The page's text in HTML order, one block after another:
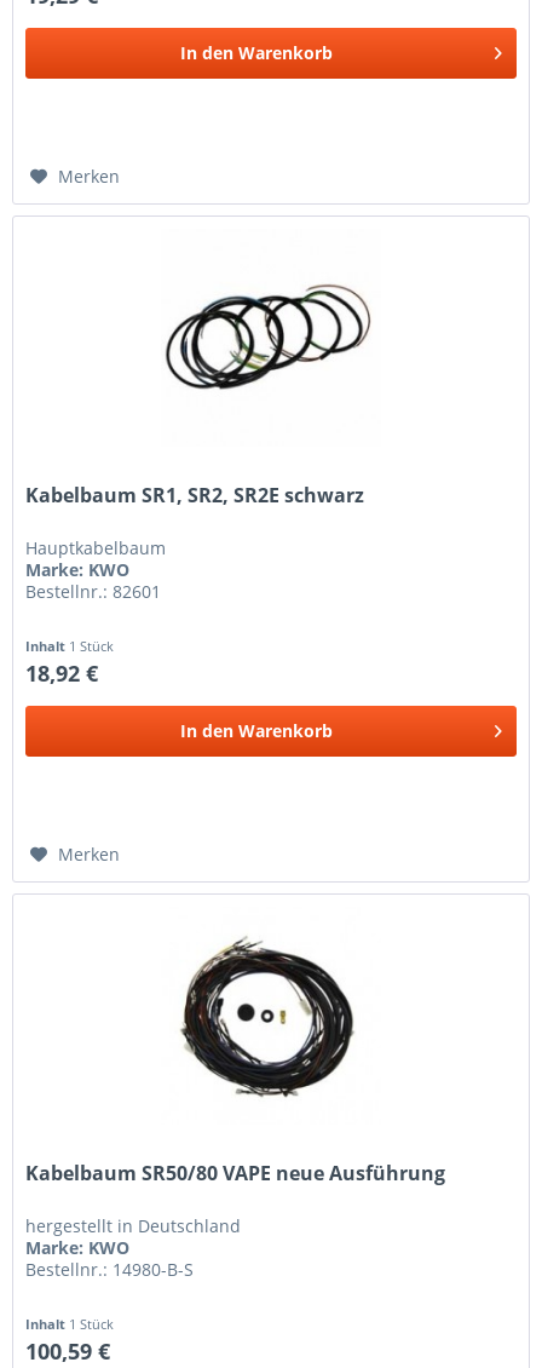
In den Warenkorb
Merken
Kabelbaum SR1, SR2, SR2E schwarz
Hauptkabelbaum
Marke: KWO
Bestellnr.: 82601
Inhalt 1 Stück
18,92 €
In den Warenkorb
Merken
Kabelbaum SR50/80 VAPE neue Ausführung
hergestellt in Deutschland
Marke: KWO
Bestellnr.: 14980-B-S
Inhalt 1 Stück
100,59 €